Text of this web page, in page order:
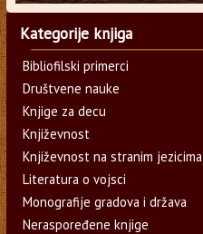
Kategorije knjiga
Bibliofilski primerci
Društvene nauke
Knjige za decu
Književnost
Književnost na stranim jezicima
Literatura o vojsci
Monografije gradova i država
Neraspoređene knjige